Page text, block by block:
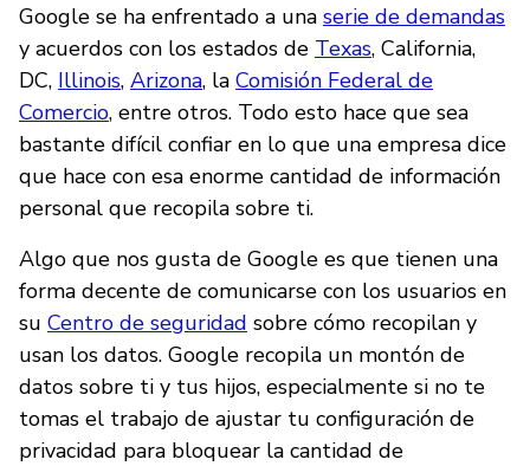
Google se ha enfrentado a una serie de demandas
y acuerdos con los estados de Texas, California,
DC, Illinois, Arizona, la Comisión Federal de
Comercio, entre otros. Todo esto hace que sea
bastante difícil confiar en lo que una empresa dice
que hace con esa enorme cantidad de información
personal que recopila sobre ti.
Algo que nos gusta de Google es que tienen una
forma decente de comunicarse con los usuarios en
su Centro de seguridad sobre cómo recopilan y
usan los datos. Google recopila un montón de
datos sobre ti y tus hijos, especialmente si no te
tomas el trabajo de ajustar tu configuración de
privacidad para bloquear la cantidad de